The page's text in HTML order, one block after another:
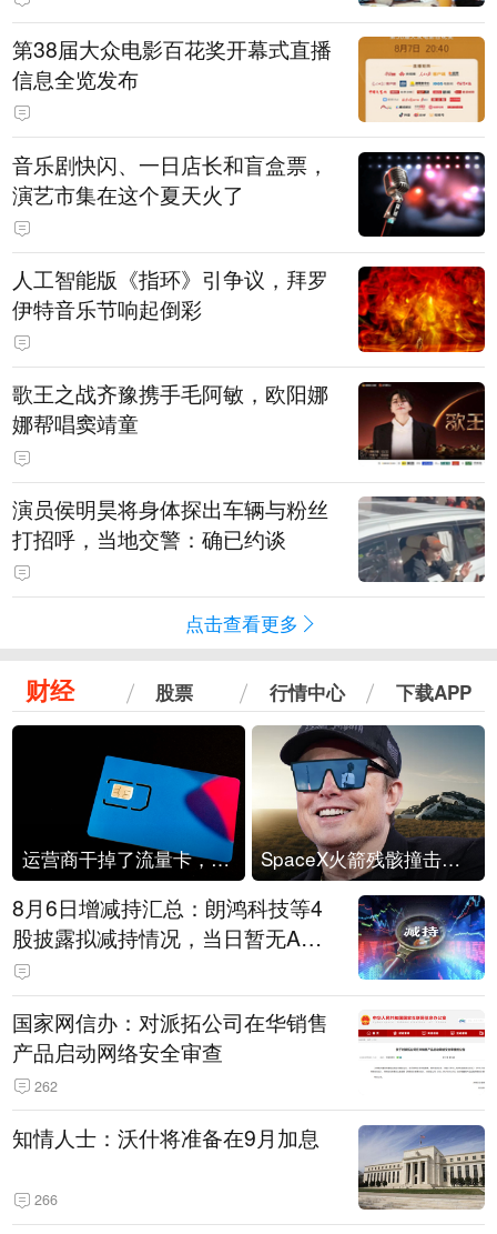
第38届大众电影百花奖开幕式直播
信息全览发布
音乐剧快闪、一日店长和盲盒票，
演艺市集在这个夏天火了
人工智能版《指环》引争议，拜罗
伊特音乐节响起倒彩
歌王之战齐豫携手毛阿敏，欧阳娜
娜帮唱窦靖童
演员侯明昊将身体探出车辆与粉丝
打招呼，当地交警：确已约谈
点击查看更多
财经 股票 行情中心 下载APP
运营商干掉了流量卡，他们真的玩不起了 SpaceX火箭残骸撞击月球
8月6日增减持汇总：朗鸿科技等4
股披露拟减持情况，当日暂无A股
公司披露拟增持情况（表）
国家网信办：对派拓公司在华销售
产品启动网络安全审查
262
知情人士：沃什将准备在9月加息
266